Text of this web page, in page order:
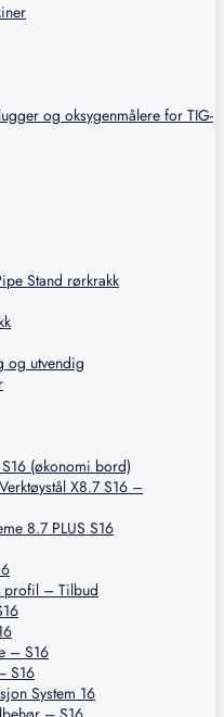
og oksygenmålere for TIG-
Stand rørkrakk
og utvendig
(økonomi bord)
X8.7 S16 –
8.7 PLUS S16
profil – Tilbud
– S16
S16
System 16